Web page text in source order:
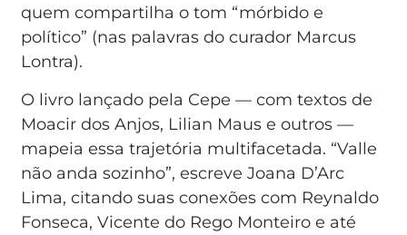
quem compartilha o tom “mórbido e
político” (nas palavras do curador Marcus
Lontra).
O livro lançado pela Cepe — com textos de
Moacir dos Anjos, Lilian Maus e outros —
mapeia essa trajetória multifacetada. “Valle
não anda sozinho”, escreve Joana D’Arc
Lima, citando suas conexões com Reynaldo
Fonseca, Vicente do Rego Monteiro e até